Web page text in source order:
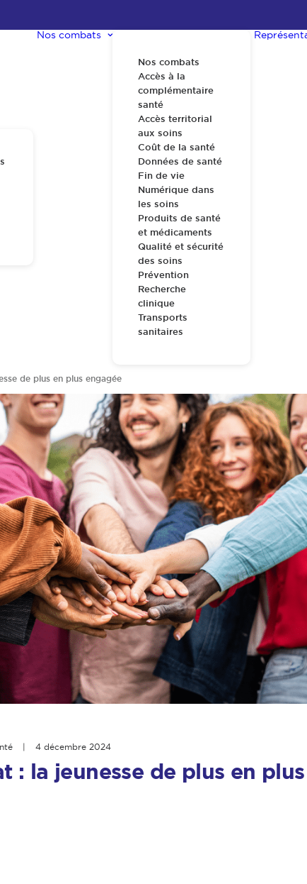
Nos combats
Nos combats
Accès à la
complémentaire
santé
Accès territorial
aux soins
Coût de la santé
Données de santé
Fin de vie
Numérique dans
les soins
Produits de santé
et médicaments
Qualité et sécurité
des soins
Prévention
Recherche
clinique
Transports
sanitaires
de plus en plus engagée
| 4 décembre 2024
: la jeunesse de plus en plus